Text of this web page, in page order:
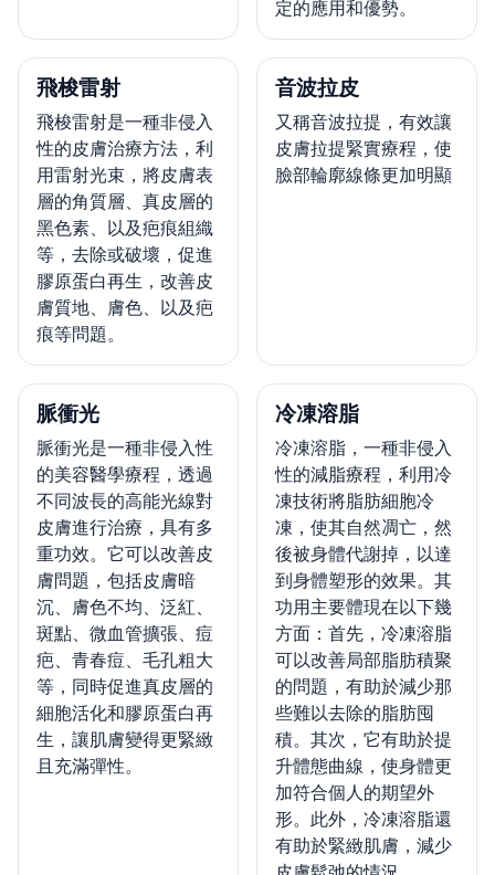
定的應用和優勢。
飛梭雷射
飛梭雷射是一種非侵入
性的皮膚治療方法，利
用雷射光束，將皮膚表
層的角質層、真皮層的
黑色素、以及疤痕組織
等，去除或破壞，促進
膠原蛋白再生，改善皮
膚質地、膚色、以及疤
痕等問題。
音波拉皮
又稱音波拉提，有效讓
皮膚拉提緊實療程，使
臉部輪廓線條更加明顯
脈衝光
脈衝光是一種非侵入性
的美容醫學療程，透過
不同波長的高能光線對
皮膚進行治療，具有多
重功效。它可以改善皮
膚問題，包括皮膚暗
沉、膚色不均、泛紅、
斑點、微血管擴張、痘
疤、青春痘、毛孔粗大
等，同時促進真皮層的
細胞活化和膠原蛋白再
生，讓肌膚變得更緊緻
且充滿彈性。
冷凍溶脂
冷凍溶脂，一種非侵入
性的減脂療程，利用冷
凍技術將脂肪細胞冷
凍，使其自然凋亡，然
後被身體代謝掉，以達
到身體塑形的效果。其
功用主要體現在以下幾
方面：首先，冷凍溶脂
可以改善局部脂肪積聚
的問題，有助於減少那
些難以去除的脂肪囤
積。其次，它有助於提
升體態曲線，使身體更
加符合個人的期望外
形。此外，冷凍溶脂還
有助於緊緻肌膚，減少